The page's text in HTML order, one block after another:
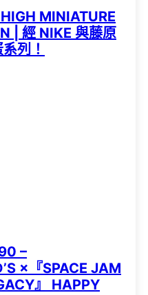
MINIATURE
| 經 NIKE 與藤原
列！
–
×『SPACE JAM
』 HAPPY